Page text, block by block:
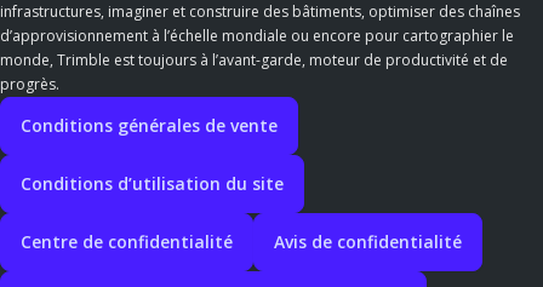
infrastructures, imaginer et construire des bâtiments, optimiser des chaînes
d’approvisionnement à l’échelle mondiale ou encore pour cartographier le
monde, Trimble est toujours à l’avant-garde, moteur de productivité et de
progrès.
Conditions générales de vente
Conditions d’utilisation du site
Centre de confidentialité Avis de confidentialité